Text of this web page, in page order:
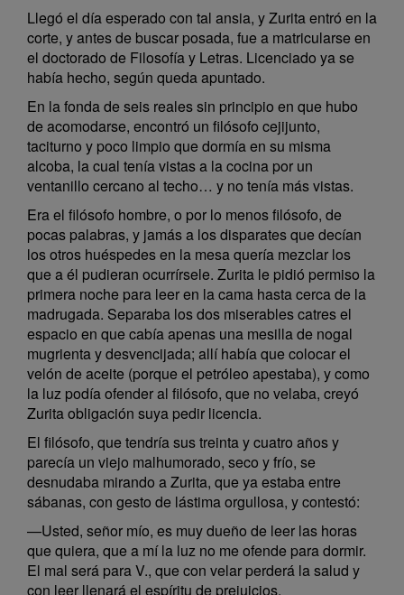
Llegó el día esperado con tal ansia, y Zurita entró en la
corte, y antes de buscar posada, fue a matricularse en
el doctorado de Filosofía y Letras. Licenciado ya se
había hecho, según queda apuntado.
En la fonda de seis reales sin principio en que hubo
de acomodarse, encontró un filósofo cejijunto,
taciturno y poco limpio que dormía en su misma
alcoba, la cual tenía vistas a la cocina por un
ventanillo cercano al techo… y no tenía más vistas.
Era el filósofo hombre, o por lo menos filósofo, de
pocas palabras, y jamás a los disparates que decían
los otros huéspedes en la mesa quería mezclar los
que a él pudieran ocurrírsele. Zurita le pidió permiso la
primera noche para leer en la cama hasta cerca de la
madrugada. Separaba los dos miserables catres el
espacio en que cabía apenas una mesilla de nogal
mugrienta y desvencijada; allí había que colocar el
velón de aceite (porque el petróleo apestaba), y como
la luz podía ofender al filósofo, que no velaba, creyó
Zurita obligación suya pedir licencia.
El filósofo, que tendría sus treinta y cuatro años y
parecía un viejo malhumorado, seco y frío, se
desnudaba mirando a Zurita, que ya estaba entre
sábanas, con gesto de lástima orgullosa, y contestó:
—Usted, señor mío, es muy dueño de leer las horas
que quiera, que a mí la luz no me ofende para dormir.
El mal será para V., que con velar perderá la salud y
con leer llenará el espíritu de prejuicios.